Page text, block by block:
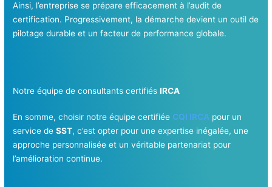
Ainsi, l’entreprise se prépare efficacement à l’audit de
certification. Progressivement, la démarche devient un outil de
pilotage durable et un facteur de performance globale.
Notre équipe de consultants certifiésIRCA
En somme, choisir notre équipe certifiée CQI IRCA pour un
service deSST, c’est opter pour une expertise inégalée, une
approche personnalisée et un véritable partenariat pour
l’amélioration continue.